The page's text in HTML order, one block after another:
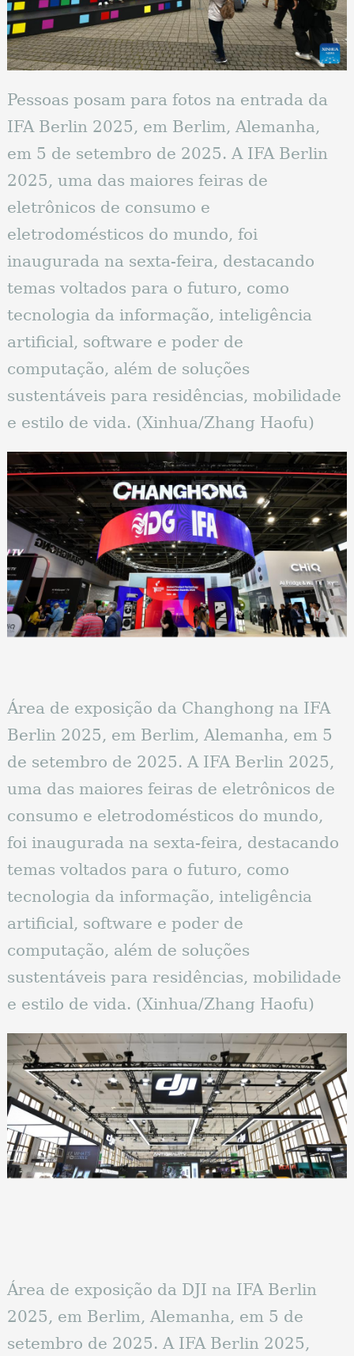
Pessoas posam para fotos na entrada da
IFA Berlin 2025, em Berlim, Alemanha,
em 5 de setembro de 2025. A IFA Berlin
2025, uma das maiores feiras de
eletrônicos de consumo e
eletrodomésticos do mundo, foi
inaugurada na sexta-feira, destacando
temas voltados para o futuro, como
tecnologia da informação, inteligência
artificial, software e poder de
computação, além de soluções
sustentáveis ​​para residências, mobilidade
e estilo de vida. (Xinhua/Zhang Haofu)
Área de exposição da Changhong na IFA
Berlin 2025, em Berlim, Alemanha, em 5
de setembro de 2025. A IFA Berlin 2025,
uma das maiores feiras de eletrônicos de
consumo e eletrodomésticos do mundo,
foi inaugurada na sexta-feira, destacando
temas voltados para o futuro, como
tecnologia da informação, inteligência
artificial, software e poder de
computação, além de soluções
sustentáveis ​​para residências, mobilidade
e estilo de vida. (Xinhua/Zhang Haofu)
Área de exposição da DJI na IFA Berlin
2025, em Berlim, Alemanha, em 5 de
setembro de 2025. A IFA Berlin 2025,